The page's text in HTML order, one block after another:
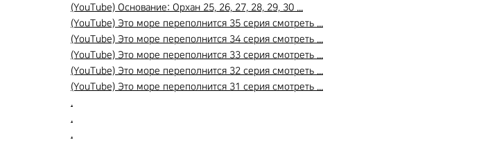
(YouTube) Основание: Орхан 25, 26, 27, 28, 29, 30 ...
(YouTube) Это море переполнится 35 серия смотреть ...
(YouTube) Это море переполнится 34 серия смотреть ...
(YouTube) Это море переполнится 33 серия смотреть ...
(YouTube) Это море переполнится 32 серия смотреть ...
(YouTube) Это море переполнится 31 серия смотреть ...
.
.
.